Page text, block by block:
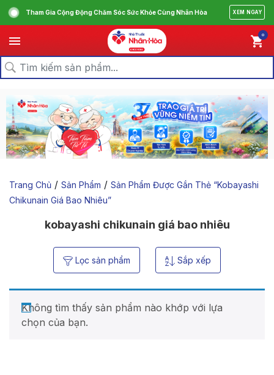
Tham Gia Cộng Động Chăm Sóc Sức Khỏe Cùng Nhân Hòa XEM NGAY
0
Trang Chủ / Sản Phẩm / Sản Phẩm Được Gắn Thẻ “kobayashi
Chikunain Giá Bao Nhiêu”
kobayashi chikunain giá bao nhiêu
Lọc sản phẩm Sắp xếp
Không tìm thấy sản phẩm nào khớp với lựa
chọn của bạn.